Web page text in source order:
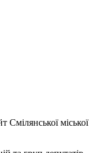
Смілянської міської